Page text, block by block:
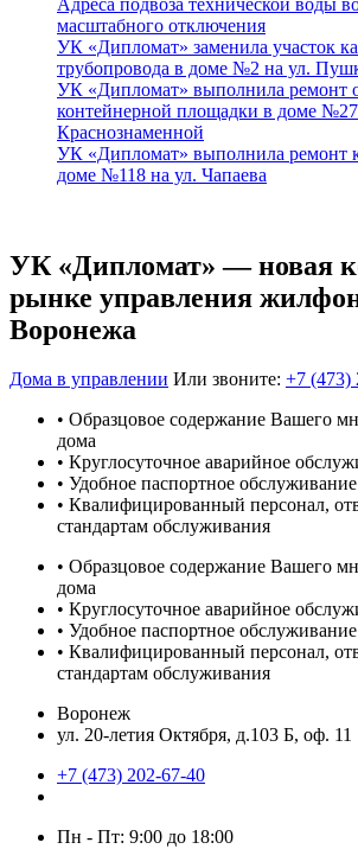
масштабного отключения
УК «Дипломат» заменила участок
трубопровода в доме №2 на ул.
УК «Дипломат» выполнила ремонт
контейнерной площадки в доме №27
Краснознаменной
УК «Дипломат» выполнила ремонт
доме №118 на ул. Чапаева
УК «Дипломат» — новая
рынке управления
Воронежа
Дома в управлении Или звоните: +7 (473)
• Образцовое содержание Вашего
дома
• Круглосуточное аварийное
• Удобное паспортное обслуживание
• Квалифицированный персонал,
стандартам обслуживания
• Образцовое содержание Вашего
дома
• Круглосуточное аварийное
• Удобное паспортное обслуживание
• Квалифицированный персонал,
стандартам обслуживания
Воронеж
ул. 20-летия Октября, д.103 Б, оф. 11
+7 (473) 202-67-40
Пн - Пт: 9:00 до 18:00